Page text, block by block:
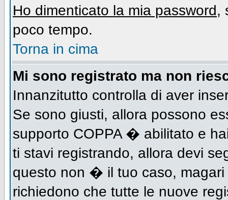
Ho dimenticato la mia password,
poco tempo.
Torna in cima
Mi sono registrato ma non
Innanzitutto controlla di aver
Se sono giusti, allora possono
supporto COPPA � abilitato e
ti stavi registrando, allora devi
questo non � il tuo caso,
richiedono che tutte le nuove